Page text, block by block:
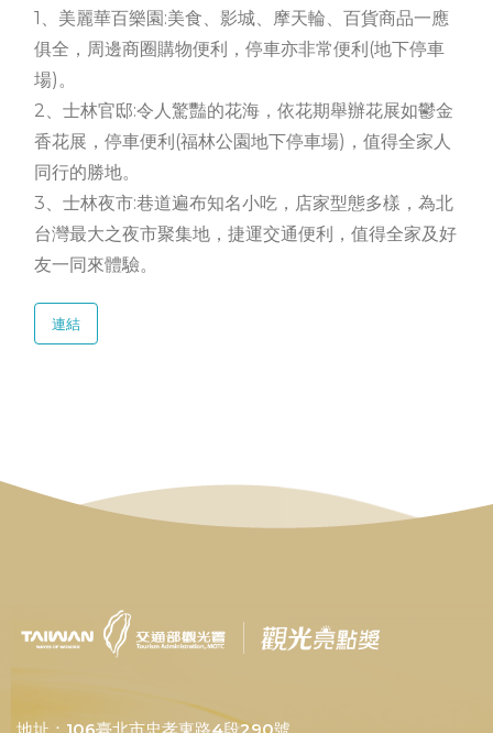
1、美麗華百樂園:美食、影城、摩天輪、百貨商品一應
俱全，周邊商圈購物便利，停車亦非常便利(地下停車
場)。
2、士林官邸:令人驚豔的花海，依花期舉辦花展如鬱金
香花展，停車便利(福林公園地下停車場)，值得全家人
同行的勝地。
3、士林夜市:巷道遍布知名小吃，店家型態多樣，為北
台灣最大之夜市聚集地，捷運交通便利，值得全家及好
友一同來體驗。
連結